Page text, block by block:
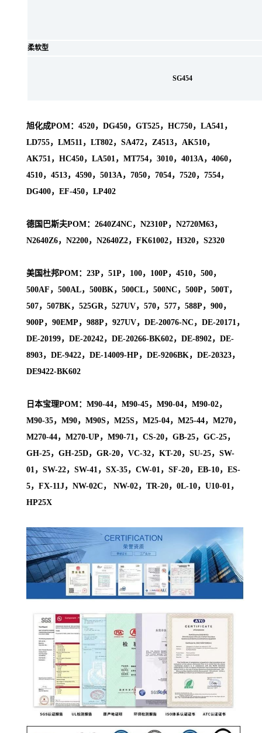
柔软型
SG454
旭化成POM：4520，DG450，GT525，HC750，LA541，
LD755，LM511，LT802，SA472，Z4513，AK510，
AK751，HC450，LA501，MT754，3010，4013A，4060，
4510，4513，4590，5013A，7050，7054，7520，7554，
DG400，EF-450，LP402
德国巴斯夫POM：2640Z4NC，N2310P，N2720M63，
N2640Z6，N2200，N2640Z2，FK61002，H320，S2320
美国杜邦POM：23P，51P，100，100P，4510，500，
500AF，500AL，500BK，500CL，500NC，500P，500T，
507，507BK，525GR，527UV，570，577，588P，900，
900P，90EMP，988P，927UV，DE-20076-NC，DE-20171，
DE-20199，DE-20242，DE-20266-BK602，DE-8902，DE-
8903，DE-9422，DE-14009-HP，DE-9206BK，DE-20323，
DE9422-BK602
日本宝理POM：M90-44，M90-45，M90-04，M90-02，
M90-35，M90，M90S，M25S，M25-04，M25-44，M270，
M270-44，M270-UP，M90-71，CS-20，GB-25，GC-25，
GH-25，GH-25D，GR-20，VC-32，KT-20，SU-25，SW-
01，SW-22，SW-41，SX-35，CW-01，SF-20，EB-10，ES-
5，FX-11J，NW-02C， NW-02，TR-20，0L-10，U10-01，
HP25X